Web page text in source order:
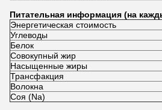
Питательная информация (на
Энергетическая стоимость
Углеводы
Белок
Совокупный жир
Насыщенные жиры
Трансфакция
Волокна
Соя (Na)